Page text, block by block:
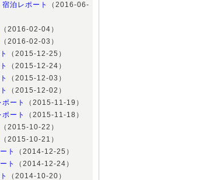
泊レポート
（2016-06-
（2016-02-04）
（2016-02-03）
（2015-12-25）
（2015-12-24）
（2015-12-03）
（2015-12-02）
ート
（2015-11-19）
ート
（2015-11-18）
（2015-10-22）
（2015-10-21）
ト
（2014-12-25）
ト
（2014-12-24）
（2014-10-20）